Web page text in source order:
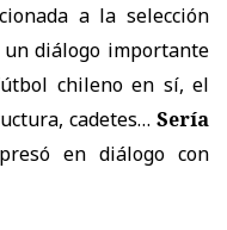
a la selección
un diálogo importante
chileno en sí, el
cadetes… Sería
en diálogo con